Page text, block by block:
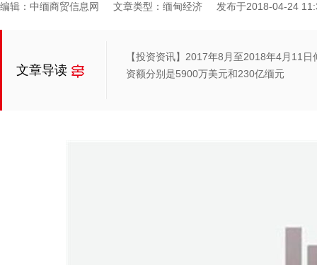
编辑：中缅商贸信息网 文章类型：缅甸经济 发布于2018-04-24
文章导读
【投资资讯】2017年8月至2018年4月11
资额分别是5900万美元和230亿缅元